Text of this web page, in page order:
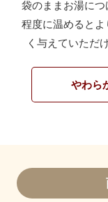
袋のままお湯に
程度に温めると
く与えていただ
やわら